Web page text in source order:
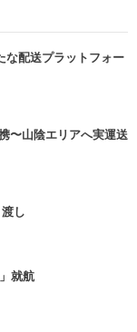
配送プラットフォー
〜山陰エリアへ実運送
し
就航